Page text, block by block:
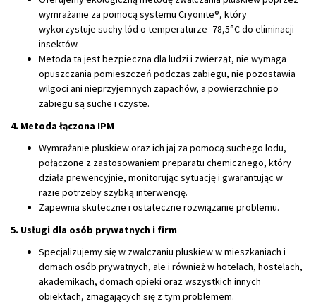
wymrażanie za pomocą systemu Cryonite®, który
wykorzystuje suchy lód o temperaturze -78,5°C do eliminacji
insektów.
Metoda ta jest bezpieczna dla ludzi i zwierząt, nie wymaga
opuszczania pomieszczeń podczas zabiegu, nie pozostawia
wilgoci ani nieprzyjemnych zapachów, a powierzchnie po
zabiegu są suche i czyste.
4. Metoda łączona IPM
Wymrażanie pluskiew oraz ich jaj za pomocą suchego lodu,
połączone z zastosowaniem preparatu chemicznego, który
działa prewencyjnie, monitorując sytuację i gwarantując w
razie potrzeby szybką interwencję.
Zapewnia skuteczne i ostateczne rozwiązanie problemu.
5. Usługi dla osób prywatnych i firm
Specjalizujemy się w zwalczaniu pluskiew w mieszkaniach i
domach osób prywatnych, ale i również w hotelach, hostelach,
akademikach, domach opieki oraz wszystkich innych
obiektach, zmagających się z tym problemem.